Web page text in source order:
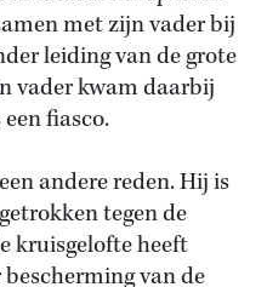
met zijn vader bij
leiding van de grote
vader kwam daarbij
fiasco.
andere reden. Hij is
tegen de
kruisgelofte heeft
van de